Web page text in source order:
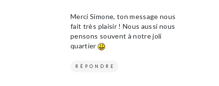
Merci Simone, ton message nous
fait très plaisir ! Nous aussi nous
pensons souvent à notre joli
quartier
RÉPONDRE